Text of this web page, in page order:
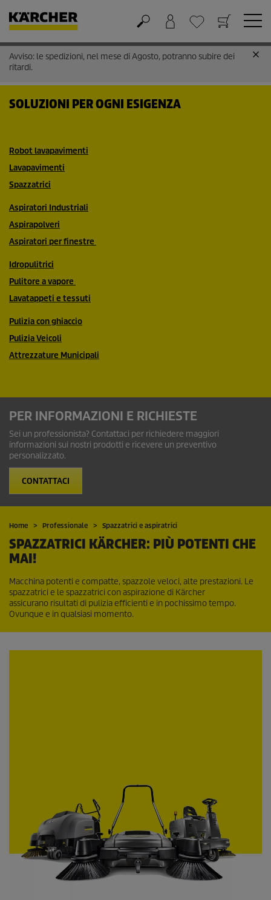
Carrello
Lista dei desideri
Avviso: le spedizioni, nel mese di Agosto, potranno subire dei
ritardi.
SOLUZIONI PER OGNI ESIGENZA
Robot lavapavimenti
Lavapavimenti
Spazzatrici
Aspiratori Industriali
Aspirapolveri
Aspiratori per finestre
Idropulitrici
Pulitore a vapore
Lavatappeti e tessuti
Pulizia con ghiaccio
Pulizia Veicoli
Attrezzature Municipali
PER INFORMAZIONI E RICHIESTE
Sei un professionista? Contattaci per richiedere maggiori
informazioni sui nostri prodotti e ricevere un preventivo
personalizzato.
CONTATTACI
Home Professionale Spazzatrici e aspiratrici
SPAZZATRICI KÄRCHER: PIÙ POTENTI CHE
MAI!
Macchina potenti e compatte, spazzole veloci, alte prestazioni. Le
spazzatrici e le spazzatrici con aspirazione di Kärcher
assicurano risultati di pulizia efficienti e in pochissimo tempo.
Ovunque e in qualsiasi momento.